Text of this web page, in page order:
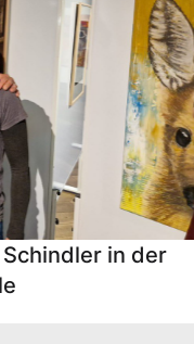
in der